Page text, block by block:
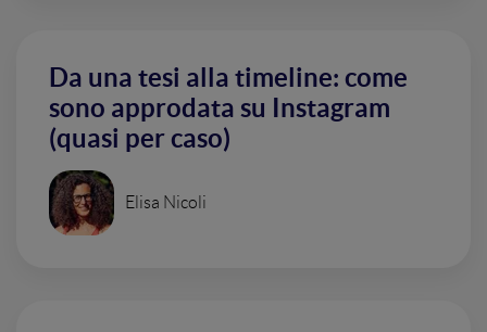
Da una tesi alla timeline: come
sono approdata su Instagram
(quasi per caso)
Elisa Nicoli